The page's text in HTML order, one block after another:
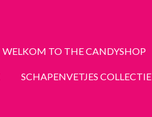
WELKOM TO THE CANDYSHOP
SCHAPENVETJES COLLECTIE